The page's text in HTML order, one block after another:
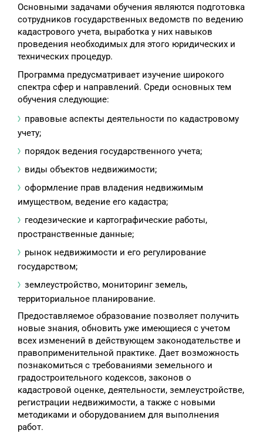
Основными задачами обучения являются подготовка
сотрудников государственных ведомств по ведению
кадастрового учета, выработка у них навыков
проведения необходимых для этого юридических и
технических процедур.
Программа предусматривает изучение широкого
спектра сфер и направлений. Среди основных тем
обучения следующие:
правовые аспекты деятельности по кадастровому
учету;
порядок ведения государственного учета;
виды объектов недвижимости;
оформление прав владения недвижимым
имуществом, ведение его кадастра;
геодезические и картографические работы,
пространственные данные;
рынок недвижимости и его регулирование
государством;
землеустройство, мониторинг земель,
территориальное планирование.
Предоставляемое образование позволяет получить
новые знания, обновить уже имеющиеся с учетом
всех изменений в действующем законодательстве и
правоприменительной практике. Дает возможность
познакомиться с требованиями земельного и
градостроительного кодексов, законов о
кадастровой оценке, деятельности, землеустройстве,
регистрации недвижимости, а также с новыми
методиками и оборудованием для выполнения
работ.